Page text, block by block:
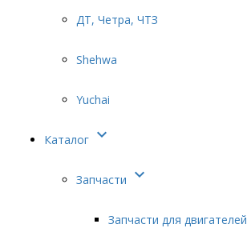
ДТ, Четра, ЧТЗ
Shehwa
Yuchai
Каталог 
Запчасти 
Запчасти для двигателей